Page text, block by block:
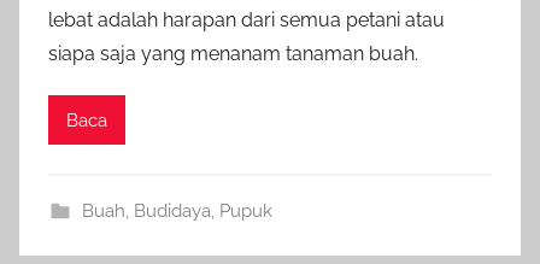
lebat adalah harapan dari semua petani atau
siapa saja yang menanam tanaman buah.
Baca
Buah, Budidaya, Pupuk